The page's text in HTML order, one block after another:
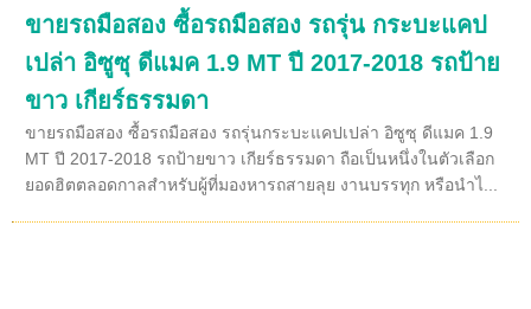
ขายรถมือสอง ซื้อรถมือสอง รถรุ่น กระบะแคป
เปล่า อิซูซุ ดีแมค 1.9 MT ปี 2017-2018 รถป้าย
ขาว เกียร์ธรรมดา
ขายรถมือสอง ซื้อรถมือสอง รถรุ่นกระบะแคปเปล่า อิซูซุ ดีแมค 1.9
MT ปี 2017-2018 รถป้ายขาว เกียร์ธรรมดา ถือเป็นหนึ่งในตัวเลือก
ยอดฮิตตลอดกาลสำหรับผู้ที่มองหารถสายลุย งานบรรทุก หรือนำไ...